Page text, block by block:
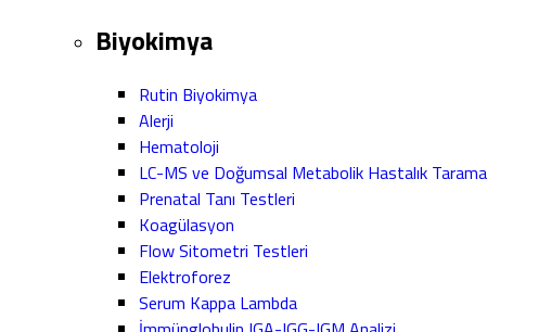
Biyokimya
Rutin Biyokimya
Alerji
Hematoloji
LC-MS ve Doğumsal Metabolik Hastalık Tarama
Prenatal Tanı Testleri
Koagülasyon
Flow Sitometri Testleri
Elektroforez
Serum Kappa Lambda